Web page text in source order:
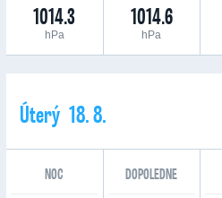
1014.3
hPa
1014.6
hPa
Úterý 18. 8.
NOC DOPOLEDNE